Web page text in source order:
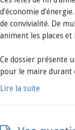
d’économie
de convivialité. De
animent les places et
Ce dossier présente
pour le maire durant
Lire la suite